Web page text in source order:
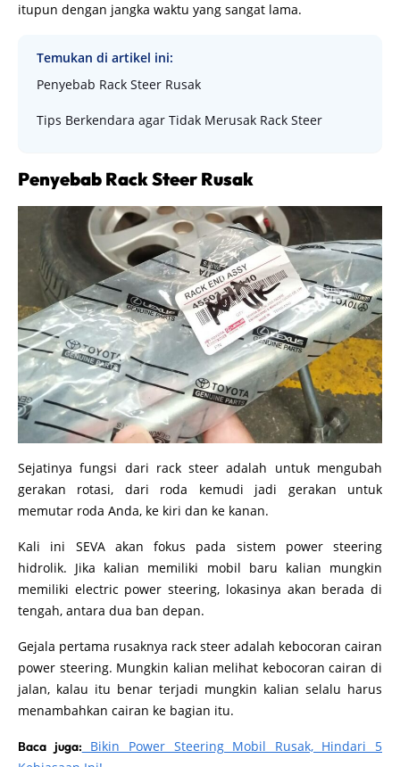
itupun dengan jangka waktu yang sangat lama.
Temukan di artikel ini:
Penyebab Rack Steer Rusak
Tips Berkendara agar Tidak Merusak Rack Steer
Penyebab Rack Steer Rusak
Sejatinya fungsi dari rack steer adalah untuk mengubah
gerakan rotasi, dari roda kemudi jadi gerakan untuk
memutar roda Anda, ke kiri dan ke kanan.
Kali ini SEVA akan fokus pada sistem power steering
hidrolik. Jika kalian memiliki mobil baru kalian mungkin
memiliki electric power steering, lokasinya akan berada di
tengah, antara dua ban depan.
Gejala pertama rusaknya rack steer adalah kebocoran cairan
power steering. Mungkin kalian melihat kebocoran cairan di
jalan, kalau itu benar terjadi mungkin kalian selalu harus
menambahkan cairan ke bagian itu.
Baca juga: Bikin Power Steering Mobil Rusak, Hindari 5